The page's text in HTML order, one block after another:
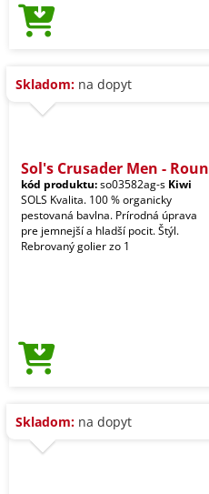
Skladom: na dopyt
Sol's Crusader Men - Roun
kód produktu:so03582ag-s Kiwi
SOLS Kvalita. 100 % organicky
pestovaná bavlna. Prírodná úprava
pre jemnejší a hladší pocit. Štýl.
Rebrovaný golier zo 1
Skladom: na dopyt